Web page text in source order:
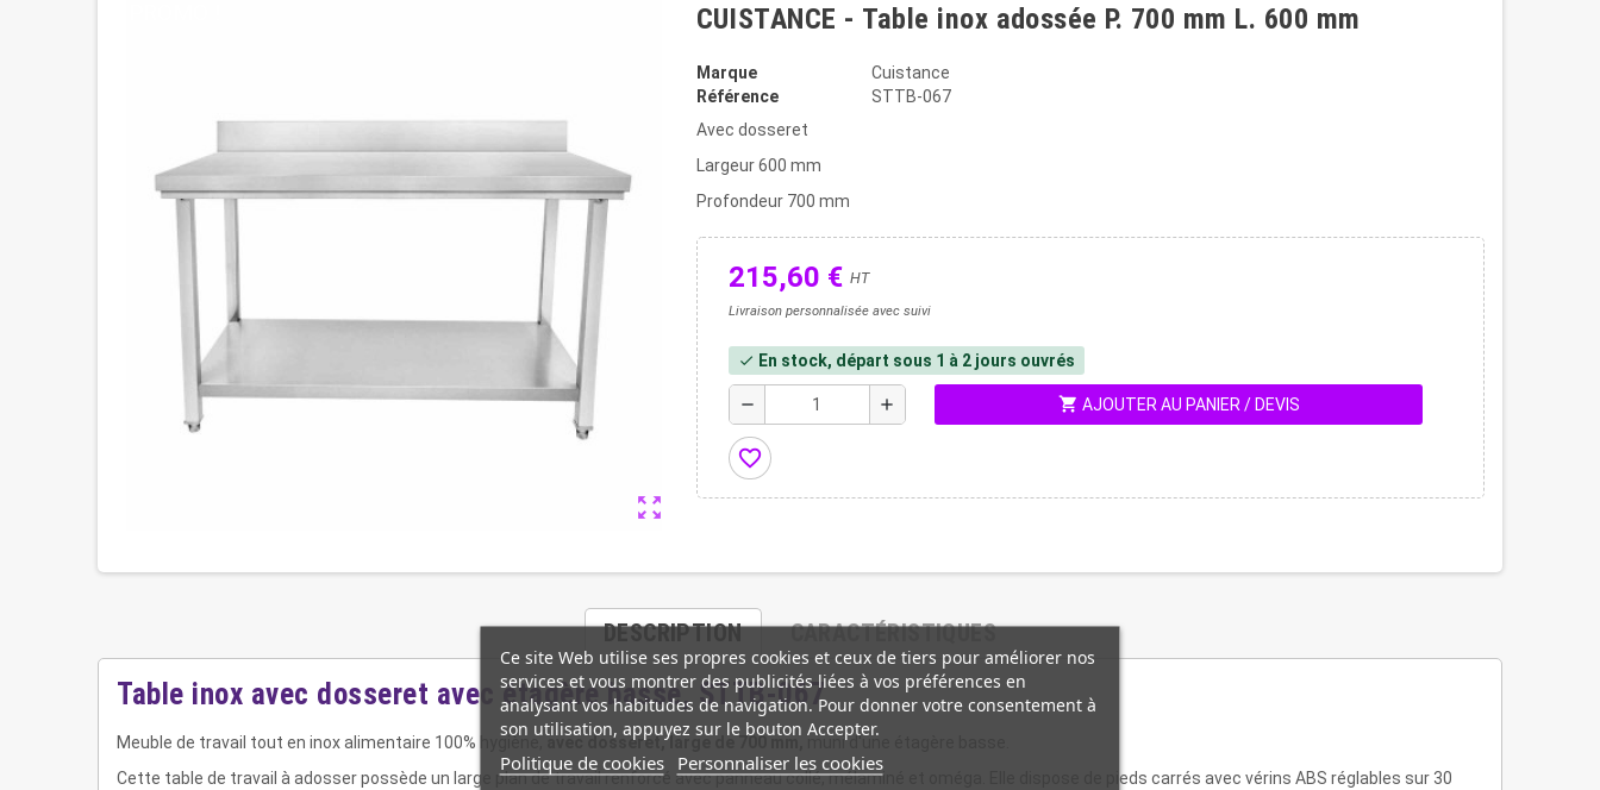
zoom_out_map
CUISTANCE - Table inox adossée P. 700 mm L. 600 mm
Marque
Cuistance
Référence
STTB-067
Avec dosseret
Largeur 600 mm
Profondeur 700 mm
215,60 € HT
Livraison personnalisée avec suivi
check En stock, départ sous 1 à 2 jours ouvrés
remove add shopping_cart AJOUTER AU PANIER / DEVIS
favorite_border
DESCRIPTION CARACTÉRISTIQUES
Table inox avec dosseret avec étagère basse, STTB-067
Meuble de travail tout en inox alimentaire 100% hygiène, avec dosseret, large de 700 mm,
muni d'une étagère basse.
Cette table de travail à adosser possède un large plan de travail renforcé avec panneau collé, mélaminé et oméga. Elle dispose de pieds carrés avec vérins ABS réglables sur 30
Ce site Web utilise ses propres cookies et ceux de tiers pour améliorer nos
services et vous montrer des publicités liées à vos préférences en
analysant vos habitudes de navigation. Pour donner votre consentement à
son utilisation, appuyez sur le bouton Accepter.
Politique de cookies Personnaliser les cookies